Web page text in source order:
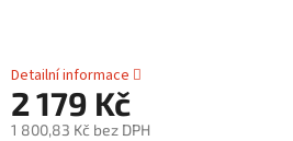
Detailní informace
2 179 Kč
1 800,83 Kč bez DPH